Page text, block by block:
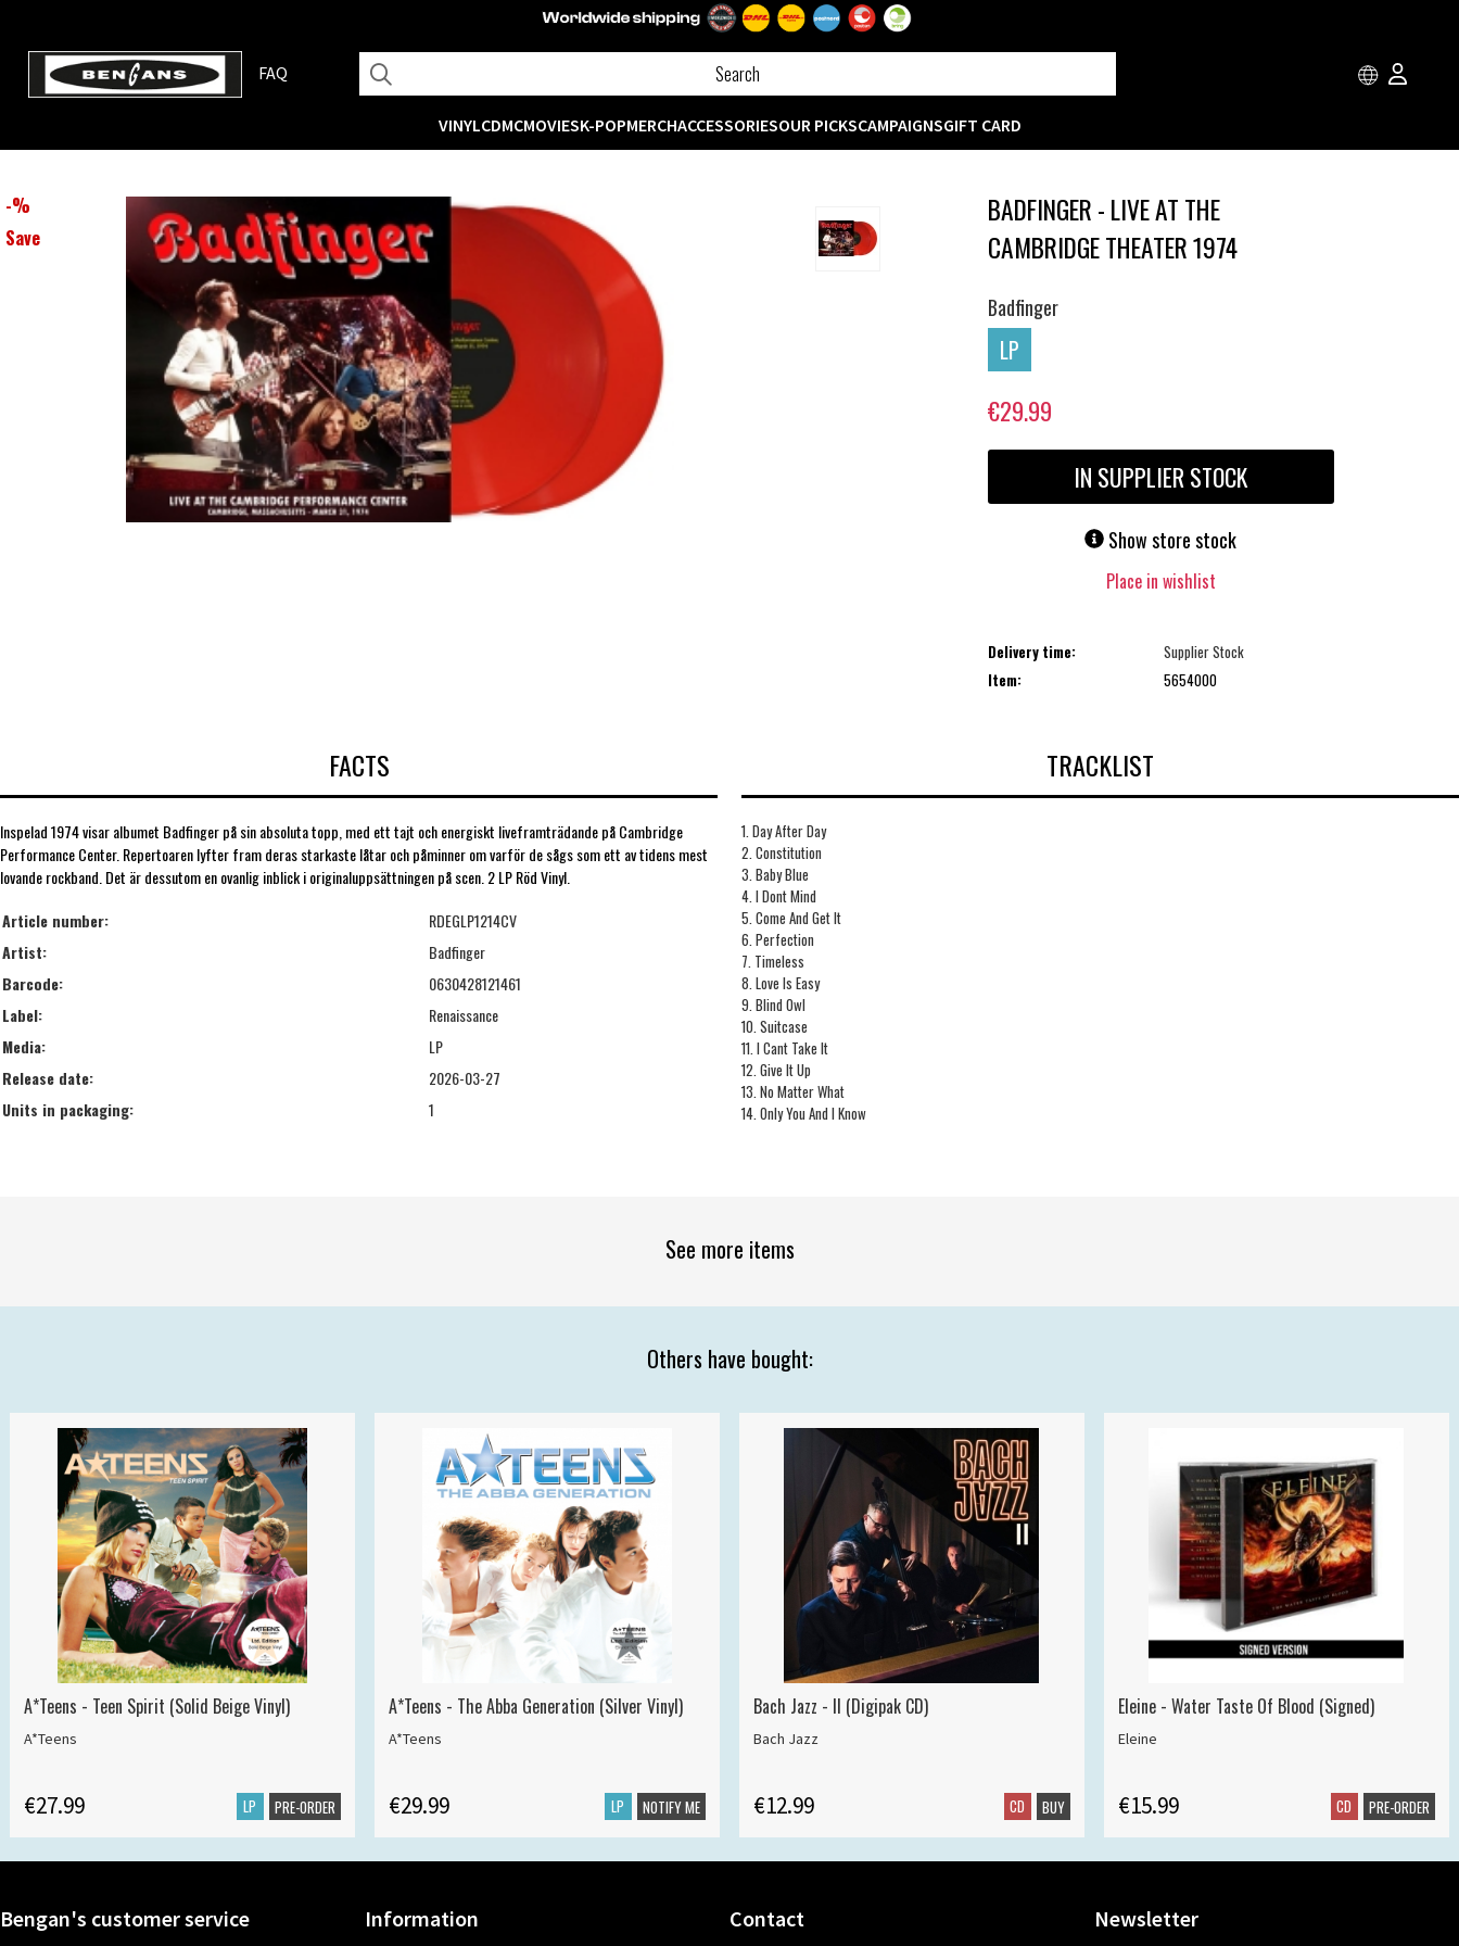
FAQ
VINYLCDMCMOVIESK-POPMERCHACCESSORIESOUR PICKSCAMPAIGNSGIFT CARD
-%
Save
BADFINGER - LIVE AT THE
CAMBRIDGE THEATER 1974
Badfinger
LP
€29.99
IN SUPPLIER STOCK
Show store stock
Place in wishlist
Delivery time:
Supplier Stock
Item:
5654000
FACTS
Inspelad 1974 visar albumet Badfinger på sin absoluta topp, med ett tajt och energiskt liveframträdande på Cambridge
Performance Center. Repertoaren lyfter fram deras starkaste låtar och påminner om varför de sågs som ett av tidens mest
lovande rockband. Det är dessutom en ovanlig inblick i originaluppsättningen på scen. 2 LP Röd Vinyl.
Article number:
RDEGLP1214CV
Artist:
Badfinger
Barcode:
0630428121461
Label:
Renaissance
Media:
LP
Release date:
2026-03-27
Units in packaging:
1
TRACKLIST
1. Day After Day
2. Constitution
3. Baby Blue
4. I Dont Mind
5. Come And Get It
6. Perfection
7. Timeless
8. Love Is Easy
9. Blind Owl
10. Suitcase
11. I Cant Take It
12. Give It Up
13. No Matter What
14. Only You And I Know
See more items
Others have bought:
A*Teens - Teen Spirit (Solid Beige Vinyl)
A*Teens
€27.99 LP PRE-ORDER
A*Teens - The Abba Generation (Silver Vinyl)
A*Teens
€29.99 LP NOTIFY ME
Bach Jazz - II (Digipak CD)
Bach Jazz
€12.99 CD BUY
Eleine - Water Taste Of Blood (Signed)
Eleine
€15.99 CD PRE-ORDER
Bengan's customer service
Information Contact Newsletter